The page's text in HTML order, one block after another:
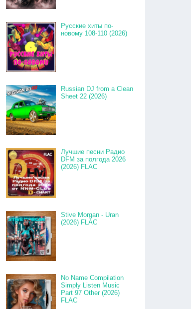
Русские хиты по-
новому 108-110 (2026)
Russian DJ from a Clean
Sheet 22 (2026)
Лучшие песни Радио
DFM за полгода 2026
(2026) FLAC
Stive Morgan - Uran
(2026) FLAC
No Name Compilation
Simply Listen Music
Part 97 Other (2026)
FLAC